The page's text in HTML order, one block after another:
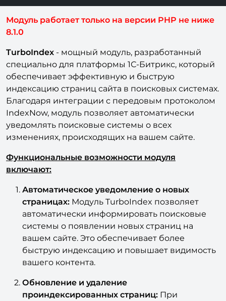
Модуль работает только на версии PHP не ниже
8.1.0
TurboIndex - мощный модуль, разработанный
специально для платформы 1С-Битрикс, который
обеспечивает эффективную и быструю
индексацию страниц сайта в поисковых системах.
Благодаря интеграции с передовым протоколом
IndexNow, модуль позволяет автоматически
уведомлять поисковые системы о всех
изменениях, происходящих на вашем сайте.
Функциональные возможности модуля
включают:
Автоматическое уведомление о новых
страницах: Модуль TurboIndex позволяет
автоматически информировать поисковые
системы о появлении новых страниц на
вашем сайте. Это обеспечивает более
быструю индексацию и повышает видимость
вашего контента.
Обновление и удаление
проиндексированных страниц: При